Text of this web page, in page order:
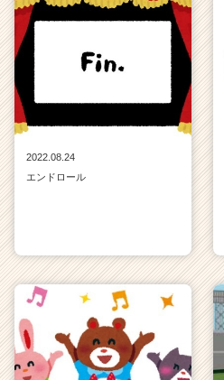
2022.08.24
エンドロール